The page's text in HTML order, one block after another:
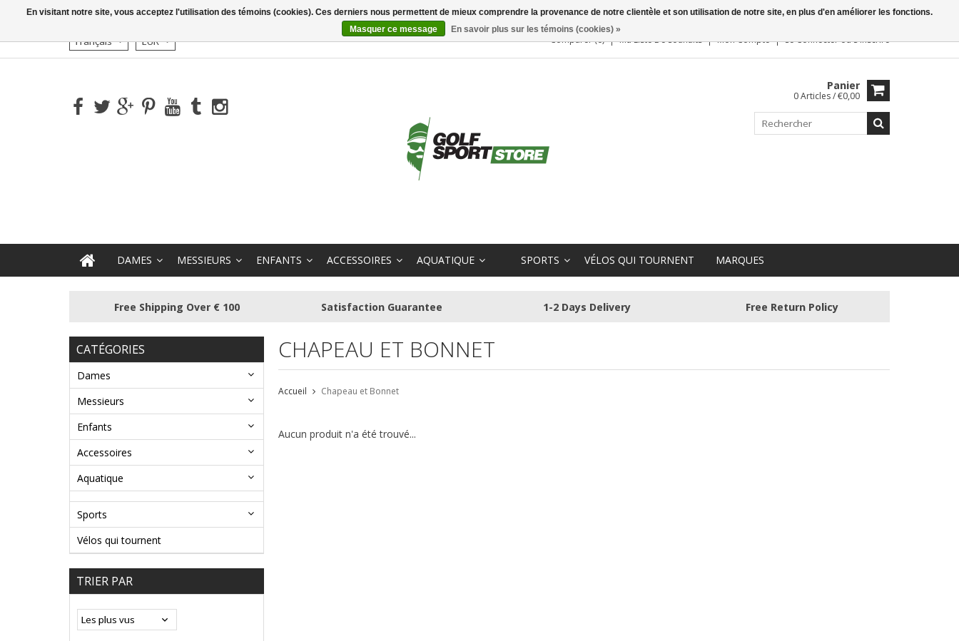
Français EUR Comparer (0) Ma Liste De Souhaits Mon Compte Se ConnecterouS'inscrire
Panier
0 Articles / €0,00
DAMES MESSIEURS ENFANTS ACCESSOIRES AQUATIQUE SPORTS VÉLOS QUI TOURNENT MARQUES
Free Shipping Over € 100 Satisfaction Guarantee 1-2 Days Delivery Free Return Policy
CATÉGORIES
Dames
Messieurs
Enfants
Accessoires
Aquatique
Sports
Vélos qui tournent
TRIER PAR
CHAPEAU ET BONNET
Accueil Chapeau et Bonnet
Aucun produit n'a été trouvé...
En visitant notre site, vous acceptez l'utilisation des témoins (cookies). Ces derniers nous permettent de mieux comprendre la provenance de notre clientèle et son utilisation de notre site, en plus d'en améliorer les fonctions.
Masquer ce message
En savoir plus sur les témoins (cookies) »